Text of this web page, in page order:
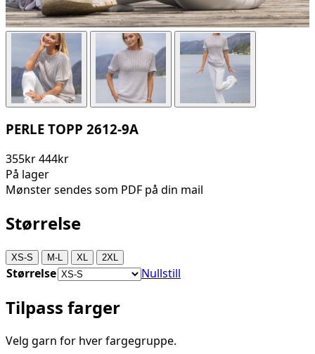
PERLE TOPP 2612-9A
355kr444kr
På lager
Mønster sendes som PDF på din mail
Størrelse
XS-S M-L XL 2XL
Størrelse Nullstill
Tilpass farger
Velg garn for hver fargegruppe.